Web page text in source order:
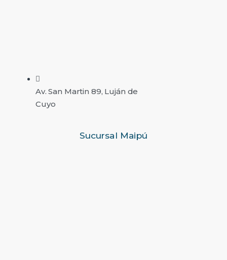
Av. San Martin 89, Luján de
Cuyo
Sucursal Maipú